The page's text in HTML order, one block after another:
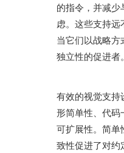
的指令，并减少
虑。这些支持远
当它们以战略方
独立性的促进者。
有效的视觉支持
形简单性、代码
可扩展性。简单
致性促进了对约